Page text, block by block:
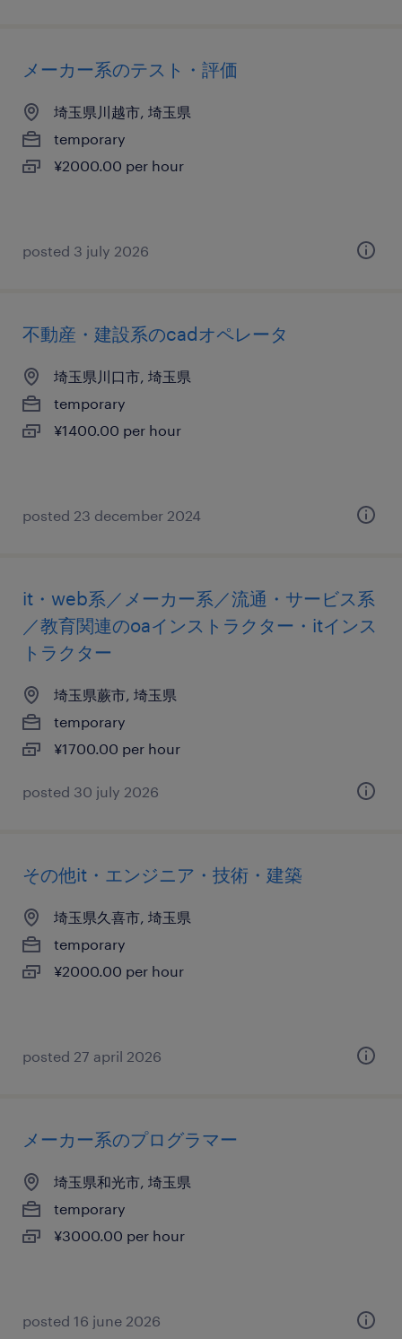
メーカー系のテスト・評価
埼玉県川越市, 埼玉県
temporary
¥2000.00 per hour
posted 3 july 2026
不動産・建設系のcadオペレータ
埼玉県川口市, 埼玉県
temporary
¥1400.00 per hour
posted 23 december 2024
it・web系／メーカー系／流通・サービス系
／教育関連のoaインストラクター・itインス
トラクター
埼玉県蕨市, 埼玉県
temporary
¥1700.00 per hour
posted 30 july 2026
その他it・エンジニア・技術・建築
埼玉県久喜市, 埼玉県
temporary
¥2000.00 per hour
posted 27 april 2026
メーカー系のプログラマー
埼玉県和光市, 埼玉県
temporary
¥3000.00 per hour
posted 16 june 2026